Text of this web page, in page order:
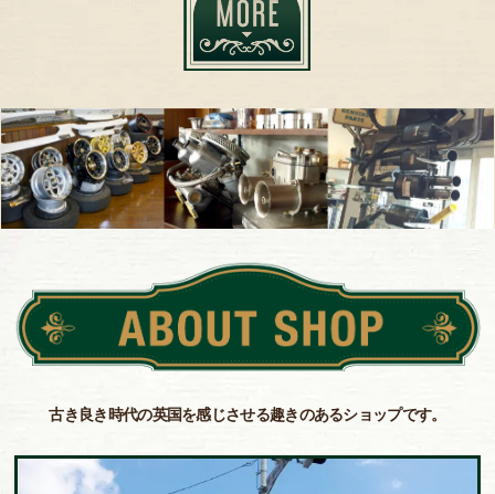
古き良き時代の英国を感じさせる趣きのあるショップです。